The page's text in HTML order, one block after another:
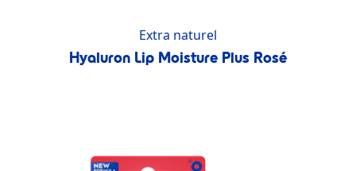
Extra naturel
Hyaluron Lip Moisture Plus Rosé